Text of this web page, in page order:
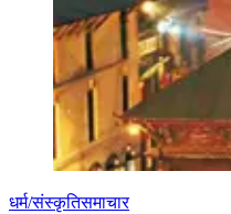
धर्म/संस्कृतिसमाचार